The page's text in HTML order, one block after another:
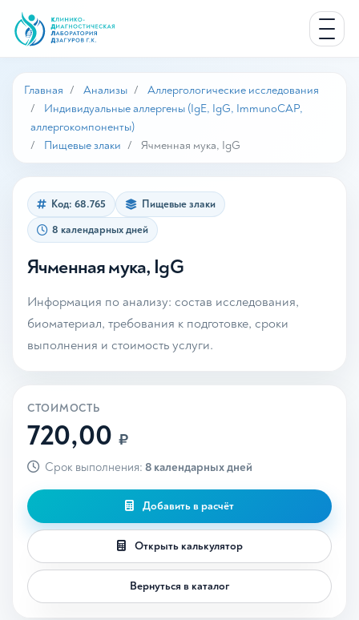
Главная Анализы
Аллергологические исследования
Индивидуальные аллергены (IgE, IgG, ImmunoCAP,
аллергокомпоненты)
Пищевые злаки
Ячменная мука, IgG
Код: 68.765
Пищевые злаки
8 календарных дней
Ячменная мука, IgG
Информация по анализу: состав исследования,
биоматериал, требования к подготовке, сроки
выполнения и стоимость услуги.
СТОИМОСТЬ
720,00 ₽
Срок выполнения: 8 календарных дней
Добавить в расчёт
Открыть калькулятор
Вернуться в каталог